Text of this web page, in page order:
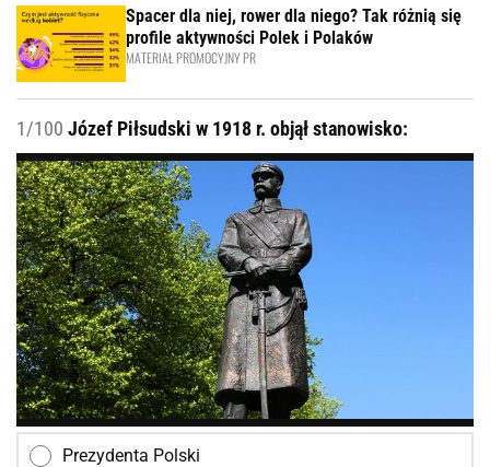
Spacer dla niej, rower dla niego? Tak różnią się
profile aktywności Polek i Polaków
MATERIAŁ PROMOCYJNY PR
1/100 Józef Piłsudski w 1918 r. objął stanowisko:
Prezydenta Polski